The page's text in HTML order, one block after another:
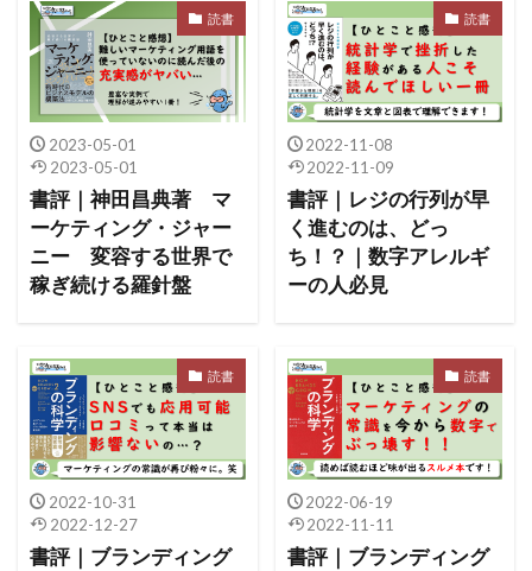
読書
2023-05-01
2023-05-01
書評｜神田昌典著 マ
ーケティング・ジャー
ニー 変容する世界で
稼ぎ続ける羅針盤
読書
2022-11-08
2022-11-09
書評｜レジの行列が早
く進むのは、どっ
ち！？｜数字アレルギ
ーの人必見
読書
2022-10-31
2022-12-27
書評｜ブランディング
読書
2022-06-19
2022-11-11
書評｜ブランディング